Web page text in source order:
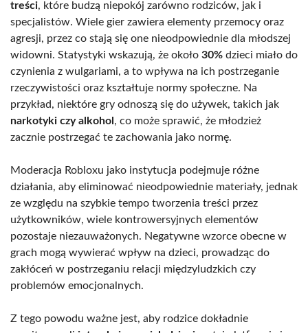
treści, które budzą niepokój zarówno rodziców, jak i
specjalistów. Wiele gier zawiera elementy przemocy oraz
agresji, przez co stają się one nieodpowiednie dla młodszej
widowni. Statystyki wskazują, że około 30% dzieci miało do
czynienia z wulgariami, a to wpływa na ich postrzeganie
rzeczywistości oraz kształtuje normy społeczne. Na
przykład, niektóre gry odnoszą się do używek, takich jak
narkotyki czy alkohol , co może sprawić, że młodzież
zacznie postrzegać te zachowania jako normę.
Moderacja Robloxu jako instytucja podejmuje różne
działania, aby eliminować nieodpowiednie materiały, jednak
ze względu na szybkie tempo tworzenia treści przez
użytkowników, wiele kontrowersyjnych elementów
pozostaje niezauważonych. Negatywne wzorce obecne w
grach mogą wywierać wpływ na dzieci, prowadząc do
zakłóceń w postrzeganiu relacji międzyludzkich czy
problemów emocjonalnych.
Z tego powodu ważne jest, aby rodzice dokładnie